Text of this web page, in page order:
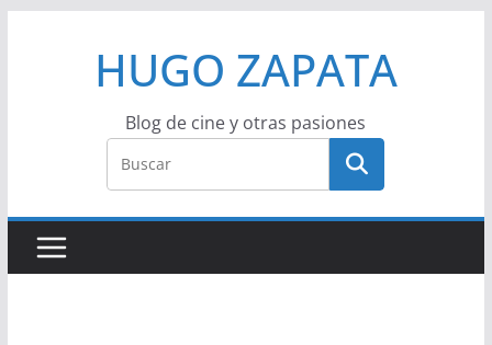
HUGO ZAPATA
Blog de cine y otras pasiones